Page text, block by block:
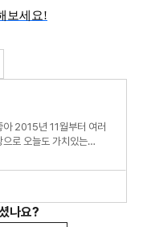
보세요!
아 2015년 11월부터 여러
로 오늘도 가치있는
나요?